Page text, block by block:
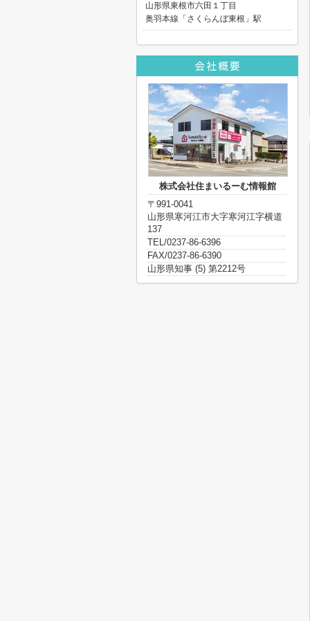
山形県東根市六田１丁目
奥羽本線「さくらんぼ東根」駅
株式会社住まいるーむ情報館
〒991-0041
山形県寒河江市大字寒河江字横道
137
TEL/0237-86-6396
FAX/0237-86-6390
山形県知事 (5) 第2212号